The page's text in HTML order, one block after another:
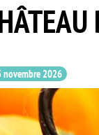
novembre 2026